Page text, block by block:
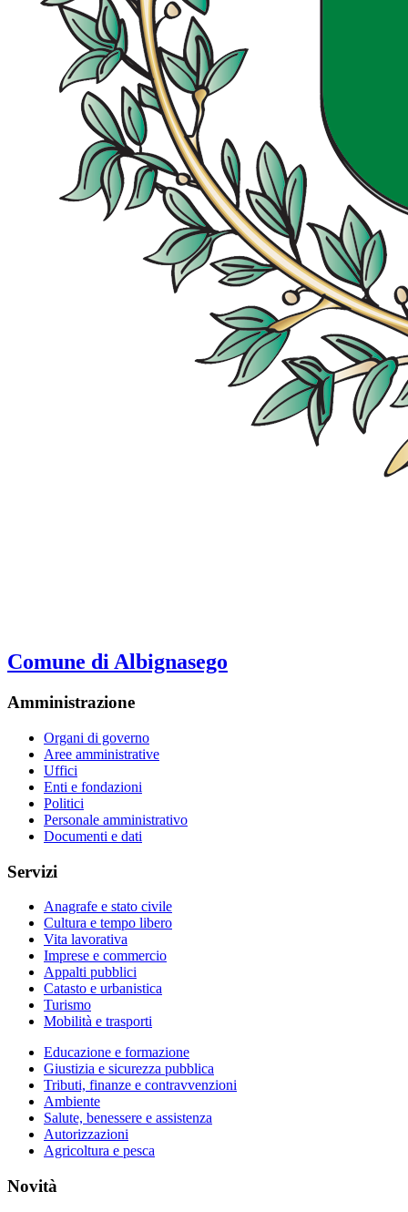
Comune di Albignasego
Amministrazione
Organi di governo
Aree amministrative
Uffici
Enti e fondazioni
Politici
Personale amministrativo
Documenti e dati
Servizi
Anagrafe e stato civile
Cultura e tempo libero
Vita lavorativa
Imprese e commercio
Appalti pubblici
Catasto e urbanistica
Turismo
Mobilità e trasporti
Educazione e formazione
Giustizia e sicurezza pubblica
Tributi, finanze e contravvenzioni
Ambiente
Salute, benessere e assistenza
Autorizzazioni
Agricoltura e pesca
Novità